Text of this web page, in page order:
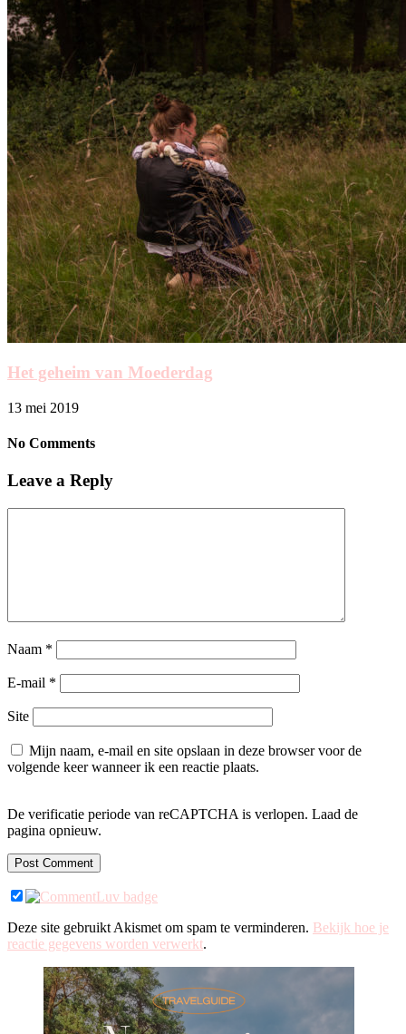
Het geheim van Moederdag
13 mei 2019
No Comments
Leave a Reply
Naam *
E-mail *
Site
Mijn naam, e-mail en site opslaan in deze browser voor de
volgende keer wanneer ik een reactie plaats.
De verificatie periode van reCAPTCHA is verlopen. Laad de
pagina opnieuw.
Deze site gebruikt Akismet om spam te verminderen. Bekijk hoe je
reactie gegevens worden verwerkt.